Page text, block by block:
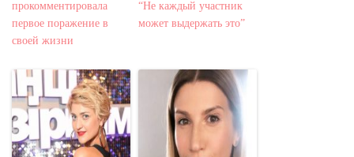
прокомментировала
первое поражение в
своей жизни
“Не каждый участник
может выдержать это”